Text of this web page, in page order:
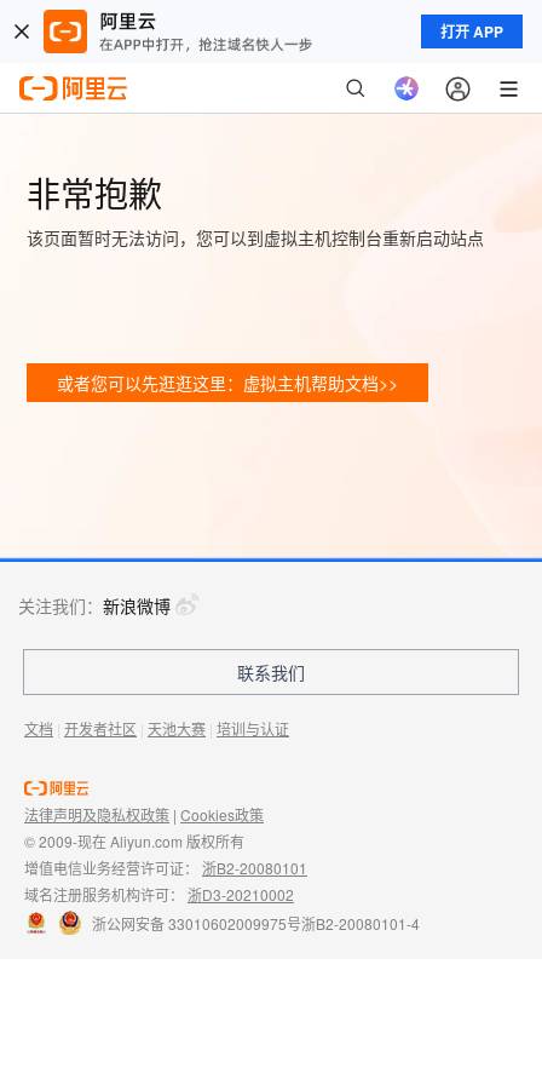
打开 APP
非常抱歉
该页面暂时无法访问，您可以到虚拟主机控制台重新启动站点
或者您可以先逛逛这里：虚拟主机帮助文档>>